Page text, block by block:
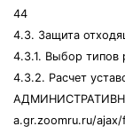
44
4.3. Защита
4.3.1. Выбор типов
4.3.2. Расчет
a.gr.zoomru.ru/